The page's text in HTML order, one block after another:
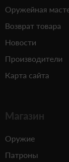
Оружейная
Возврат товара
Новости
Производители
Карта сайта
Магазин
Оружие
Патроны